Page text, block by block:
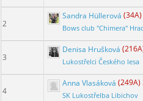
2
Sandra Hüllerová
Bows club "Chimera"
3
Denisa Hrušková
Lukostřelci Českého lesa
4
Anna Vlasáková (249A)
SK Lukostřelba Libichov